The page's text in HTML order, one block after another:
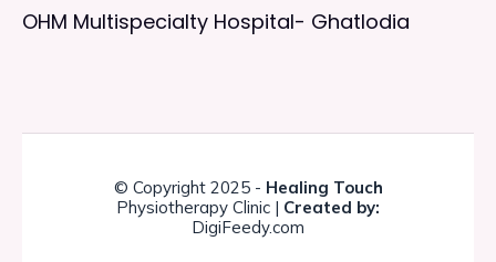
OHM Multispecialty Hospital- Ghatlodia
© Copyright 2025 - Healing Touch
Physiotherapy Clinic | Created by:
DigiFeedy.com